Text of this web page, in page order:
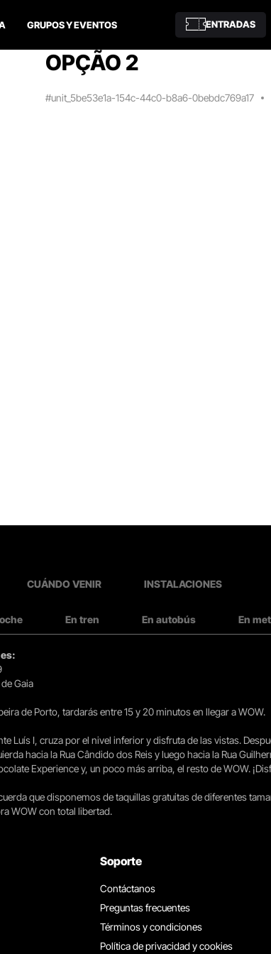
GRUPOS Y EVENTOS ENTRADAS
OPÇÃO 2
#unit_5be53e1a-154c-44c0-b8a6-0bebdc769a17
CUÁNDO VENIR INSTALACIONES
En tren En autobús En
Gaia
de Porto, tardarás entre 15 y 20 minutos en llegar a WOW.
Luís I, cruza por el nivel inferior y disfruta de las vistas.
hacia la Rua Cândido dos Reis y luego hacia la Rua
Experience y, un poco más arriba, el resto de WOW.
que disponemos de taquillas gratuitas de diferentes
WOW con total libertad.
Soporte
Contáctanos
Preguntas frecuentes
Términos y condiciones
Política de privacidad y cookies